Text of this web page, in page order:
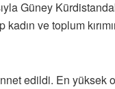
Güney
ve toplum
edildi. En yüksek